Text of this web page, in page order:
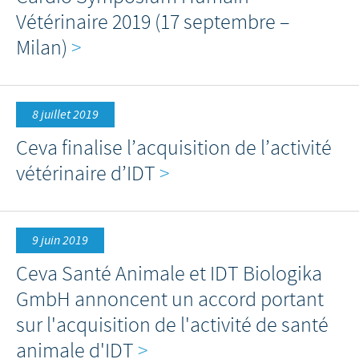
Vétérinaire 2019 (17 septembre –
Milan) >
8 juillet 2019
Ceva finalise l’acquisition de l’activité
vétérinaire d’IDT >
9 juin 2019
Ceva Santé Animale et IDT Biologika
GmbH annoncent un accord portant
sur l'acquisition de l'activité de santé
animale d'IDT >